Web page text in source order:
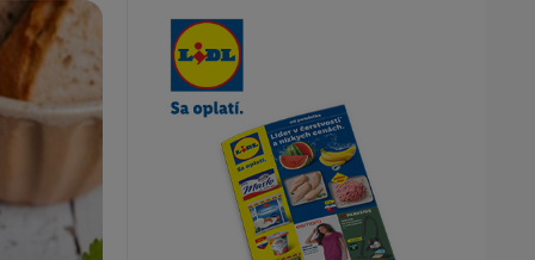
Obsah bočného panela